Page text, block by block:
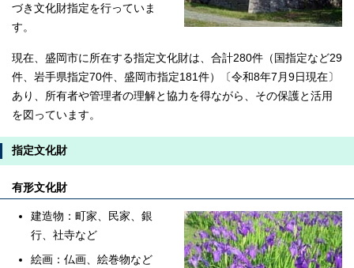
づき文化財指定を行っていま
す。
現在、盛岡市に所在する指定文化財は、合計280件（国指定など29
件、岩手県指定70件、盛岡市指定181件）〔令和8年7月9日現在〕
あり、所有者や管理者の理解と協力を得ながら、その保護と活用
を図っています。
指定文化財
有形文化財
建造物：町家、民家、銀
行、社寺など
絵画：仏画、絵巻物など